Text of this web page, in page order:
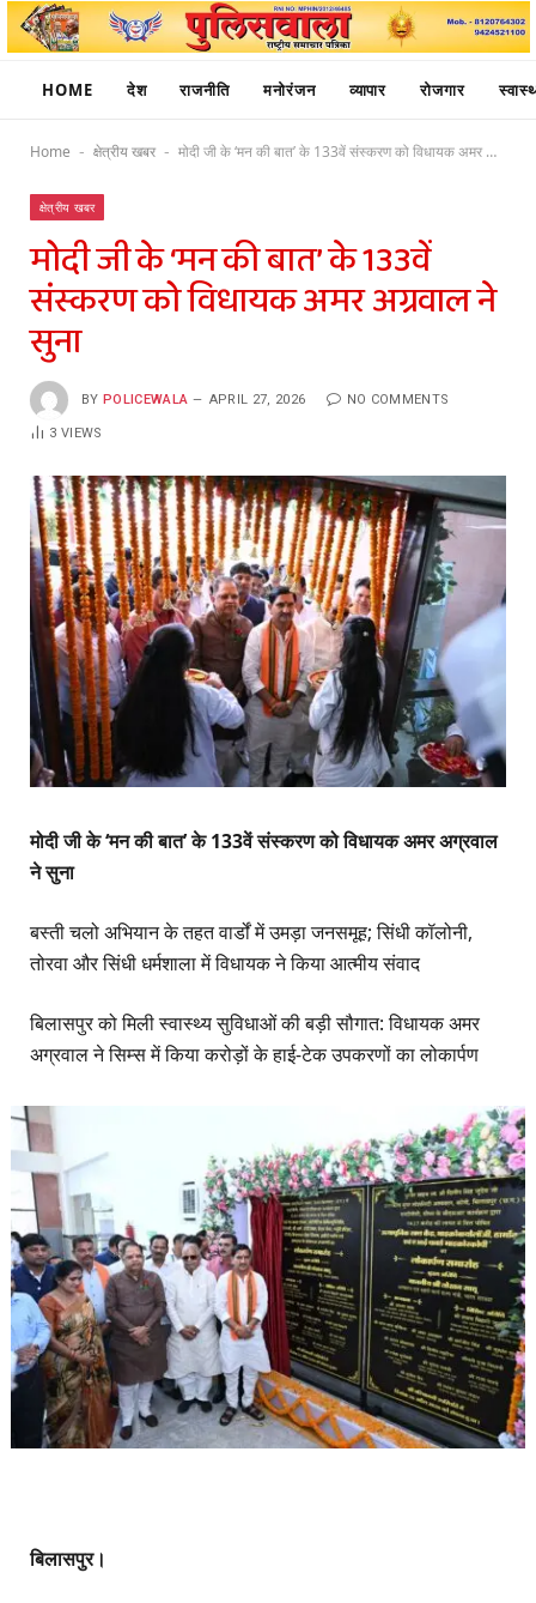
HOME देश राजनीति मनोरंजन व्यापार रोजगार
Home - क्षेत्रीय खबर - मोदी जी के ‘मन की बात’ के 133वें संस्करण को विधायक अमर अग्रवाल ने सुना
क्षेत्रीय खबर
मोदी जी के ‘मन की बात’ के 133वें
संस्करण को विधायक अमर अग्रवाल ने
सुना
BY POLICEWALA APRIL 27, 2026 NO COMMENTS
3VIEWS
मोदी जी के ‘मन की बात’ के 133वें संस्करण को विधायक अमर अग्रवाल
ने सुना
बस्ती चलो अभियान के तहत वार्डों में उमड़ा जनसमूह; सिंधी कॉलोनी,
तोरवा और सिंधी धर्मशाला में विधायक ने किया आत्मीय संवाद
बिलासपुर को मिली स्वास्थ्य सुविधाओं की बड़ी सौगात: विधायक अमर
अग्रवाल ने सिम्स में किया करोड़ों के हाई-टेक उपकरणों का लोकार्पण
बिलासपुर।